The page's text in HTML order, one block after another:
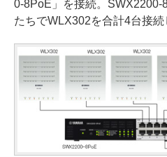
0-8PoE」を接続。SWX2200-
たちでWLX302を合計4台接続